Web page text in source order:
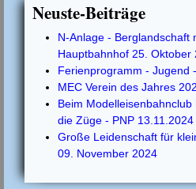
Neuste-Beiträge
N-Anlage - Berglandschaft
Hauptbahnhof 25. Oktober
Ferienprogramm - Jugend
MEC Verein des Jahres
Beim
die Züge - PNP 13.11.2024
Große Leidenschaft für
09. November 2024